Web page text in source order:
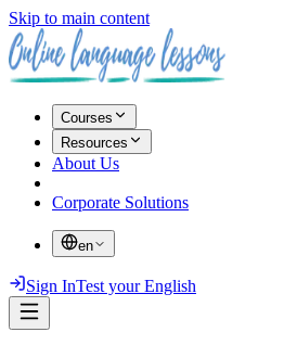
Skip to main content
Courses
Resources
About Us
Corporate Solutions
en
Sign InTest your English